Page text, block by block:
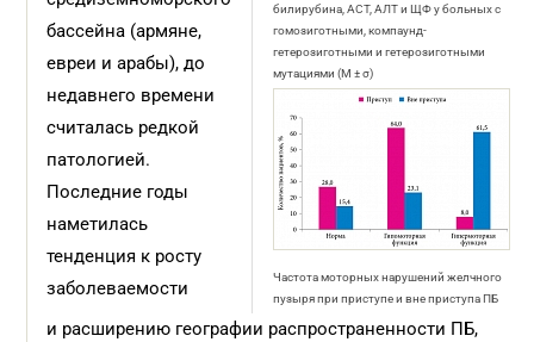
билирубина, АСТ, АЛТ и ЩФ у больных с
гомозиготными, компаунд-
гетерозиготными и гетерозиготными
мутациями (M ± σ)
Частота моторных нарушений желчного
пузыря при приступе и вне приступа ПБ
бассейна (армяне,
евреи и арабы), до
недавнего времени
считалась редкой
патологией.
Последние годы
наметилась
тенденция к росту
заболеваемости
и расширению географии распространенности ПБ,